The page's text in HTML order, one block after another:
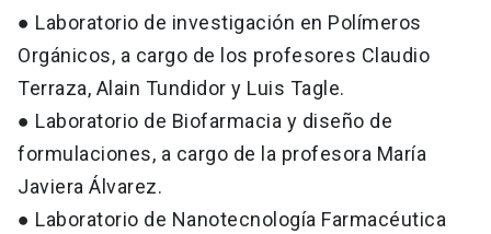
● Laboratorio de investigación en Polímeros
Orgánicos, a cargo de los profesores Claudio
Terraza, Alain Tundidor y Luis Tagle.
● Laboratorio de Biofarmacia y diseño de
formulaciones, a cargo de la profesora María
Javiera Álvarez.
● Laboratorio de Nanotecnología Farmacéutica